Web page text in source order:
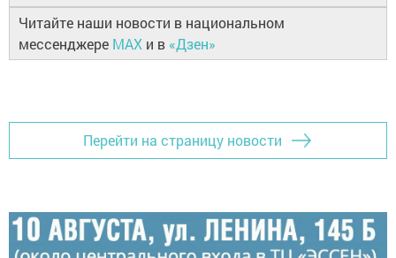
Читайте наши новости в национальном
мессенджере MAX и в «Дзен»
Перейти на страницу новости